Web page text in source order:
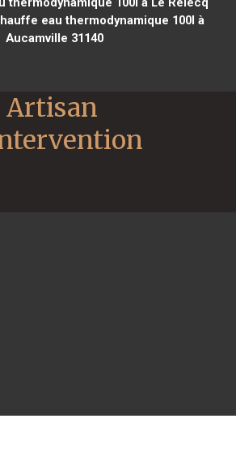
eau thermodynamique 100l à
Aucamville 31140
Artisan